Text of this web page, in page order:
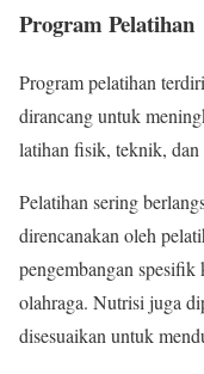
Program Pelatihan
Program pelatihan
dirancang untuk
latihan fisik, teknik, dan
Pelatihan sering
direncanakan oleh
pengembangan spesifik
olahraga. Nutrisi juga
disesuaikan untuk